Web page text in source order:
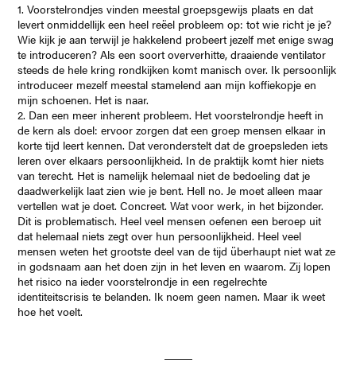
1. Voorstelrondjes vinden meestal groepsgewijs plaats en dat
levert onmiddellijk een heel reëel probleem op: tot wie richt je je?
Wie kijk je aan terwijl je hakkelend probeert jezelf met enige swag
te introduceren? Als een soort oververhitte, draaiende ventilator
steeds de hele kring rondkijken komt manisch over. Ik persoonlijk
introduceer mezelf meestal stamelend aan mijn koffiekopje en
mijn schoenen. Het is naar.
2. Dan een meer inherent probleem. Het voorstelrondje heeft in
de kern als doel: ervoor zorgen dat een groep mensen elkaar in
korte tijd leert kennen. Dat veronderstelt dat de groepsleden iets
leren over elkaars persoonlijkheid. In de praktijk komt hier niets
van terecht. Het is namelijk helemaal niet de bedoeling dat je
daadwerkelijk laat zien wie je bent. Hell no. Je moet alleen maar
vertellen wat je doet. Concreet. Wat voor werk, in het bijzonder.
Dit is problematisch. Heel veel mensen oefenen een beroep uit
dat helemaal niets zegt over hun persoonlijkheid. Heel veel
mensen weten het grootste deel van de tijd überhaupt niet wat ze
in godsnaam aan het doen zijn in het leven en waarom. Zij lopen
het risico na ieder voorstelrondje in een regelrechte
identiteitscrisis te belanden. Ik noem geen namen. Maar ik weet
hoe het voelt.